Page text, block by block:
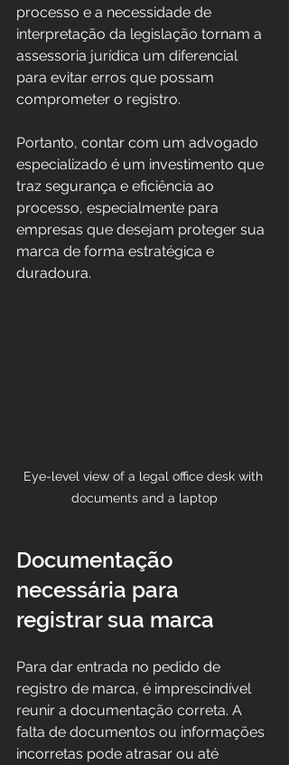
processo e a necessidade de
interpretação da legislação tornam a
assessoria jurídica um diferencial
para evitar erros que possam
comprometer o registro.
Portanto, contar com um advogado
especializado é um investimento que
traz segurança e eficiência ao
processo, especialmente para
empresas que desejam proteger sua
marca de forma estratégica e
duradoura.
Eye-level view of a legal office desk with
documents and a laptop
Documentação
necessária para
registrar sua marca
Para dar entrada no pedido de
registro de marca, é imprescindível
reunir a documentação correta. A
falta de documentos ou informações
incorretas pode atrasar ou até